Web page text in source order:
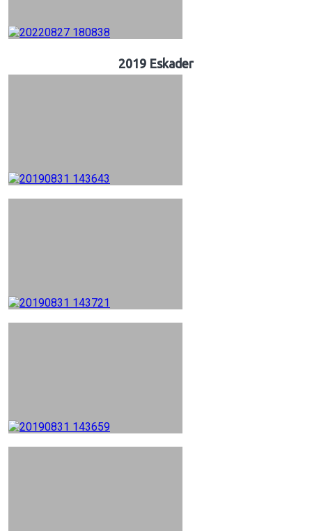
2019 Eskader